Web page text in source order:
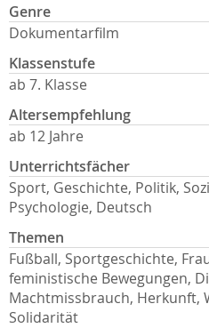
Genre
Dokumentarfilm
Klassenstufe
ab 7. Klasse
Altersempfehlung
ab 12 Jahre
Unterrichtsfächer
Sport, Geschichte, Politik,
Psychologie, Deutsch
Themen
Fußball, Sportgeschichte,
feministische Bewegungen,
Machtmissbrauch, Herkunft,
Solidarität